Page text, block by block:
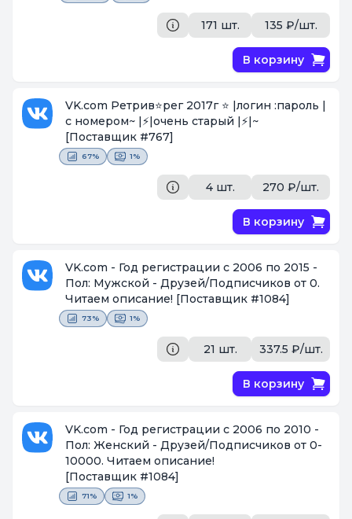
171 шт. 135 ₽/шт.
В корзину
VK.com Ретрив⭐рег 2017г ⭐ |логин :пароль |
с номером~ |⚡️|очень старый |⚡️|~
[Поставщик #767]
67% 1%
4 шт. 270 ₽/шт.
В корзину
VK.com - Год регистрации с 2006 по 2015 -
Пол: Мужской - Друзей/Подписчиков от 0.
Читаем описание! [Поставщик #1084]
73% 1%
21 шт. 337.5 ₽/шт.
В корзину
VK.com - Год регистрации с 2006 по 2010 -
Пол: Женский - Друзей/Подписчиков от 0-
10000. Читаем описание!
[Поставщик #1084]
71% 1%